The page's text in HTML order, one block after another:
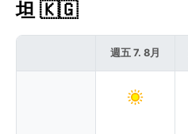
坦 🇰🇬
週五 7. 8月